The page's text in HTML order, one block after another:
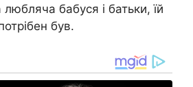
бабуся і батьки, їй
був.